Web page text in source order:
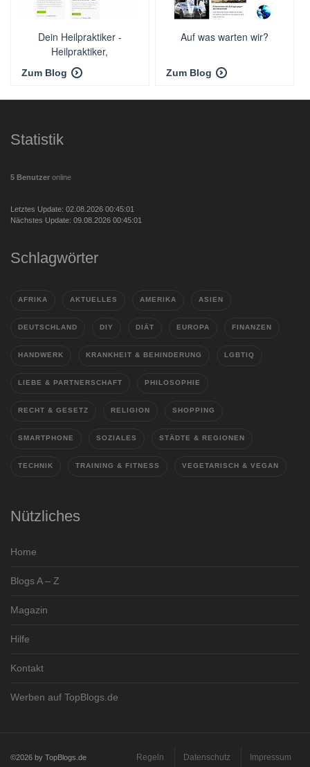
Dein Heilpraktiker -
Heilpraktiker,
Naturheilkunde, ...
Zum Blog
Auf was warten wir?
Zum Blog
Statistik
5 Benutzer online
Letztes Update: 02.08.2026 00:45:01
Nächstes Update: 09.08.2026 00:45:01
Schlagwörter
AFRIKA AKTUELLES AMERIKA ASIEN
DEUTSCHLAND DIY DIÄT EUROPA FINANZEN
HANDWERK KRANKHEIT & BEHINDERUNG LGBTIQ
LIEBE & PARTNERSCHAFT PHILOSOPHIE
RECHT & GESETZ RELIGION SHOPPING
SMARTPHONE SOZIALES STÄDTE & REGIONEN
TECHNIK TRAINING & FITNESS VEGETARISCH & VEGAN
Nützliches
Home
Blogs A – Z
Magazin
Hilfe
Kontakt
Werben auf TopBlogs.de
©2026 by TopBlogs.de Regeln Datenschutz Impressum